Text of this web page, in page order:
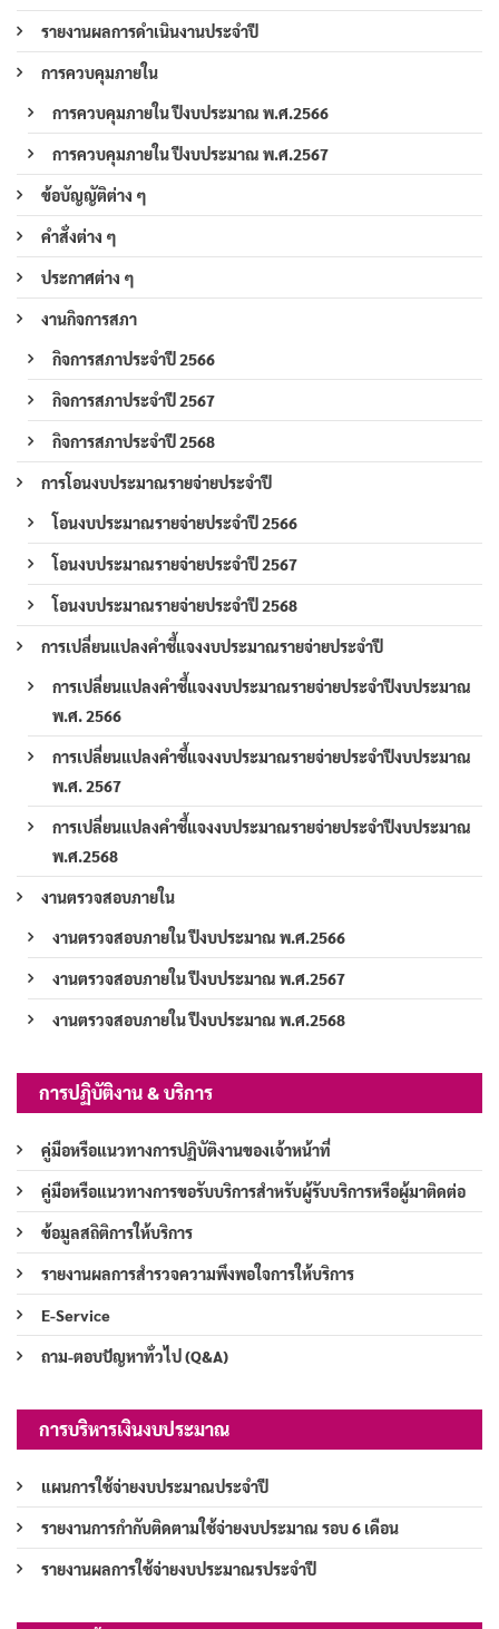
รายงานผลการดำเนินงานประจำปี
การควบคุมภายใน
การควบคุมภายใน ปีงบประมาณ พ.ศ.2566
การควบคุมภายใน ปีงบประมาณ พ.ศ.2567
ข้อบัญญัติต่าง ๆ
คำสั่งต่าง ๆ
ประกาศต่าง ๆ
งานกิจการสภา
กิจการสภาประจำปี 2566
กิจการสภาประจำปี 2567
กิจการสภาประจำปี 2568
การโอนงบประมาณรายจ่ายประจำปี
โอนงบประมาณรายจ่ายประจำปี 2566
โอนงบประมาณรายจ่ายประจำปี 2567
โอนงบประมาณรายจ่ายประจำปี 2568
การเปลี่ยนแปลงคำชี้แจงงบประมาณรายจ่ายประจำปี
การเปลี่ยนแปลงคำชี้แจงงบประมาณรายจ่ายประจำปีงบประมาณ
พ.ศ. 2566
การเปลี่ยนแปลงคำชี้แจงงบประมาณรายจ่ายประจำปีงบประมาณ
พ.ศ. 2567
การเปลี่ยนแปลงคำชี้แจงงบประมาณรายจ่ายประจำปีงบประมาณ
พ.ศ.2568
งานตรวจสอบภายใน
งานตรวจสอบภายใน ปีงบประมาณ พ.ศ.2566
งานตรวจสอบภายใน ปีงบประมาณ พ.ศ.2567
งานตรวจสอบภายใน ปีงบประมาณ พ.ศ.2568
การปฏิบัติงาน & บริการ
คู่มือหรือแนวทางการปฏิบัติงานของเจ้าหน้าที่
คู่มือหรือแนวทางการขอรับบริการสำหรับผู้รับบริการหรือผู้มาติดต่อ
ข้อมูลสถิติการให้บริการ
รายงานผลการสำรวจความพึงพอใจการให้บริการ
E-Service
ถาม-ตอบปัญหาทั่วไป (Q&A)
การบริหารเงินงบประมาณ
แผนการใช้จ่ายงบประมาณประจำปี
รายงานการกำกับติดตามใช้จ่ายงบประมาณ รอบ 6 เดือน
รายงานผลการใช้จ่ายงบประมาณรประจำปี